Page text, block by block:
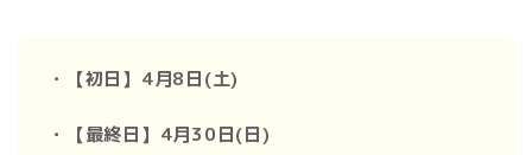
・【初日】4月8日(土)
・【最終日】4月30日(日)